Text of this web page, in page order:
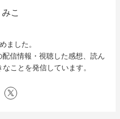
みこ
ました。
配信情報・視聴した感想、読ん
ことを発信しています。